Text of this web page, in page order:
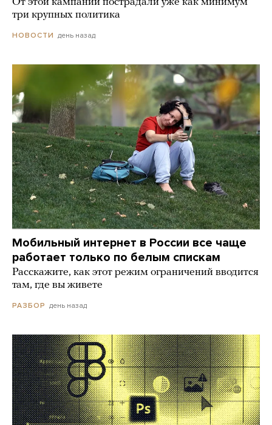
три крупных политика
НОВОСТИ день назад
Мобильный интернет в России все чаще
работает только по белым спискам
Расскажите, как этот режим ограничений вводится
там, где вы живете
РАЗБОР день назад